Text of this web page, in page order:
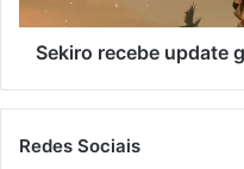
Sekiro recebe update
Redes Sociais